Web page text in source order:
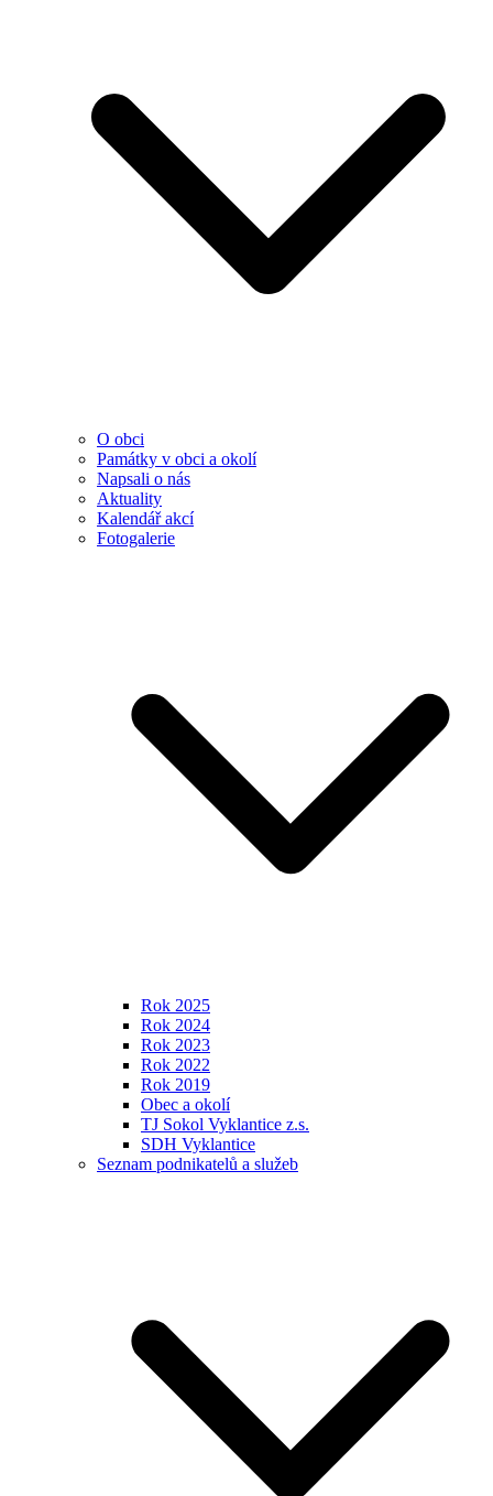
O obci
Památky v obci a okolí
Napsali o nás
Aktuality
Kalendář akcí
Fotogalerie
Rok 2025
Rok 2024
Rok 2023
Rok 2022
Rok 2019
Obec a okolí
TJ Sokol Vyklantice z.s.
SDH Vyklantice
Seznam podnikatelů a služeb